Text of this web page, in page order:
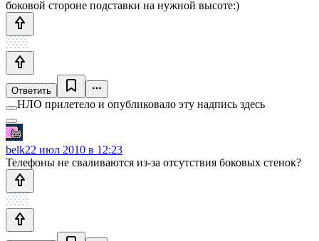
боковой стороне подставки на нужной высоте:)
Ответить
НЛО прилетело и опубликовало эту надпись здесь
belk22 июл 2010 в 12:23
Телефоны не сваливаются из-за отсутствия боковых стенок?